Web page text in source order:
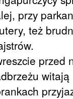
przy
też
przed
witają